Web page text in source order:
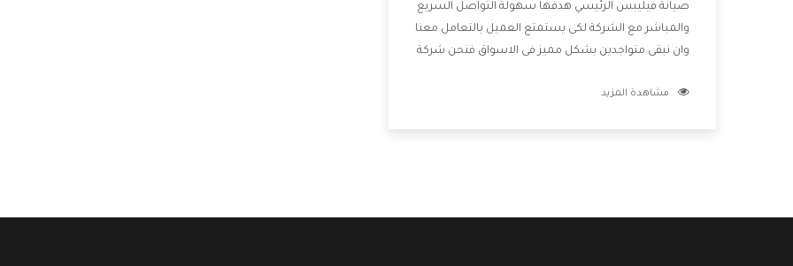
صيانة فيليبس الرئيسي هدفها سهولة التواصل السريع
والمباشر مع الشركة لكى يستمتع العميل بالتعامل معنا
وان نبقى متواجدين بشكل مميز فى الاسواق فنحن شركة
بالخدمات التى تنفرد الشركة بها والتى تكون منها خدمة
مشاهدة المزيد